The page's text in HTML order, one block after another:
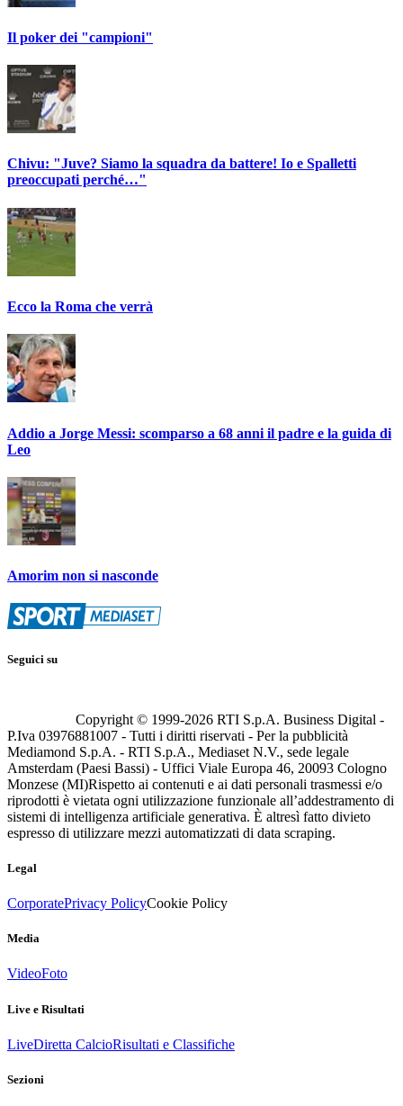
Il poker dei "campioni"
Chivu: "Juve? Siamo la squadra da battere! Io e Spalletti
preoccupati perché…"
Ecco la Roma che verrà
Addio a Jorge Messi: scomparso a 68 anni il padre e la guida di
Leo
Amorim non si nasconde
Seguici su
Copyright © 1999-2026 RTI S.p.A. Business Digital -
P.Iva 03976881007 - Tutti i diritti riservati - Per la pubblicità
Mediamond S.p.A. - RTI S.p.A., Mediaset N.V., sede legale
Amsterdam (Paesi Bassi) - Uffici Viale Europa 46, 20093 Cologno
Monzese (MI)Rispetto ai contenuti e ai dati personali trasmessi e/o
riprodotti è vietata ogni utilizzazione funzionale all’addestramento di
sistemi di intelligenza artificiale generativa. È altresì fatto divieto
espresso di utilizzare mezzi automatizzati di data scraping.
Legal
CorporatePrivacy PolicyCookie Policy
Media
VideoFoto
Live e Risultati
LiveDiretta CalcioRisultati e Classifiche
Sezioni